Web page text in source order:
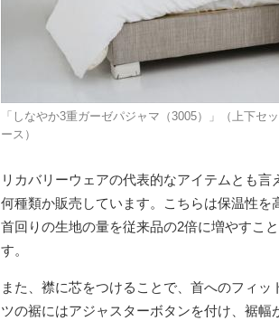
「しなやか3重ガーゼパジャマ（3005）」（上下セ
ース）
リカバリーウェアの代表的なアイテムとも
何種類か販売しています。こちらは保温性
首回りの生地の量を従来品の2倍に増やすこ
す。
また、襟に芯をつけることで、首へのフィ
ツの裾にはアジャスターボタンを付け、裾